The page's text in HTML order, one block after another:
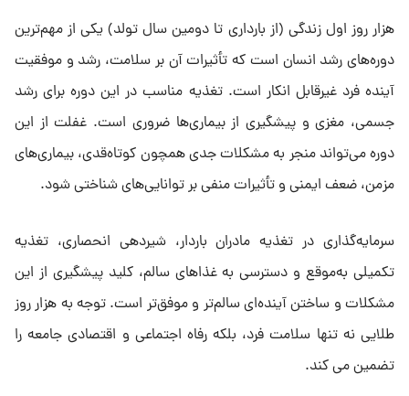
هزار روز اول زندگی (از بارداری تا دومین سال تولد) یکی از مهم‌ترین
دوره‌های رشد انسان است که تأثیرات آن بر سلامت، رشد و موفقیت
آینده فرد غیرقابل انکار است. تغذیه مناسب در این دوره برای رشد
جسمی، مغزی و پیشگیری از بیماری‌ها ضروری است. غفلت از این
دوره می‌تواند منجر به مشکلات جدی همچون کوتاه‌قدی، بیماری‌های
مزمن، ضعف ایمنی و تأثیرات منفی بر توانایی‌های شناختی شود.
سرمایه‌گذاری در تغذیه مادران باردار، شیردهی انحصاری، تغذیه
تکمیلی به‌موقع و دسترسی به غذاهای سالم، کلید پیشگیری از این
مشکلات و ساختن آینده‌ای سالم‌تر و موفق‌تر است. توجه به هزار روز
طلایی نه تنها سلامت فرد، بلکه رفاه اجتماعی و اقتصادی جامعه را
تضمین می کند.